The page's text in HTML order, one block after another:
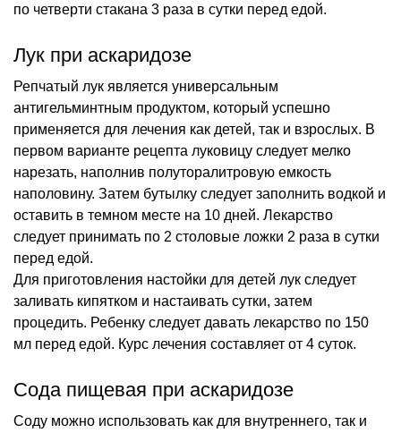
по четверти стакана 3 раза в сутки перед едой.
Лук при аскаридозе
Репчатый лук является универсальным
антигельминтным продуктом, который успешно
применяется для лечения как детей, так и взрослых. В
первом варианте рецепта луковицу следует мелко
нарезать, наполнив полуторалитровую емкость
наполовину. Затем бутылку следует заполнить водкой и
оставить в темном месте на 10 дней. Лекарство
следует принимать по 2 столовые ложки 2 раза в сутки
перед едой.
Для приготовления настойки для детей лук следует
заливать кипятком и настаивать сутки, затем
процедить. Ребенку следует давать лекарство по 150
мл перед едой. Курс лечения составляет от 4 суток.
Сода пищевая при аскаридозе
Соду можно использовать как для внутреннего, так и